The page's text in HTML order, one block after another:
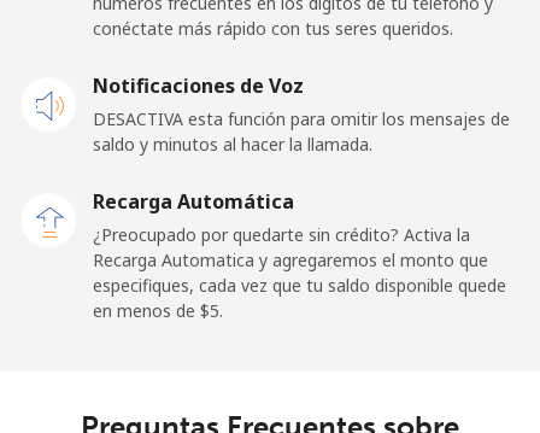
Línea fija ⁦132.9¢⁩ 7 min por ⁦$10⁩ -
Paraguay
Línea fija ⁦3.9¢⁩
⁦6.9¢⁩ 144 min por ⁦$10⁩ ⁦7¢⁩
Peru
conéctate más rápido con tus seres queridos.
Notificaciones de Voz
DESACTIVA esta función para omitir los mensajes de
saldo y minutos al hacer la llamada.
Recarga Automática
¿Preocupado por quedarte sin crédito? Activa la
Recarga Automatica y agregaremos el monto que
especifiques, cada vez que tu saldo disponible quede
en menos de ⁦$5⁩.